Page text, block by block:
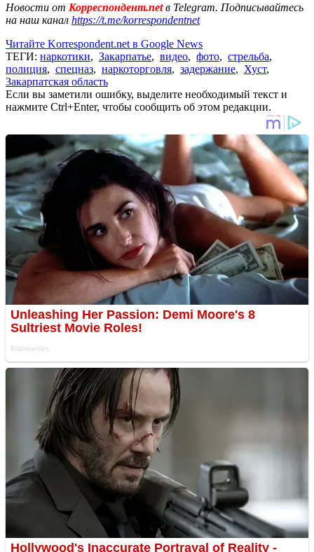
Новости от Корреспондент.netв Telegram. Подписывайтесь
на наш канал https://t.me/korrespondentnet
Читайте Korrespondent.net в Google News
ТЕГИ: наркотики, Закарпатье, видео, фото, стрельба,
полиция, спецназ, наркоторговля, задержание, Хуст,
Закарпатская область
Если вы заметили ошибку, выделите необходимый текст и
нажмите Ctrl+Enter, чтобы сообщить об этом редакции.